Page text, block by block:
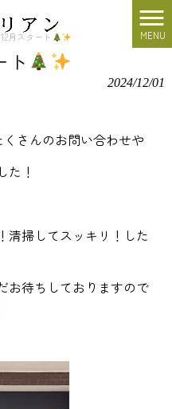
MENU
12月スタート
ト
2024/12/01
くさんのお問い合わせや
た！
清掃してスッキリ！した
お待ちしておりますので